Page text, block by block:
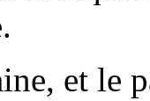
et le